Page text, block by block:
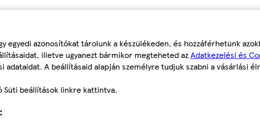
azonosítókat tárolunk a készülékeden, és hozzáférhetünk
illetve ugyanezt bármikor megteheted azAdatkezelési és
A beállításaid alapján személyre tudjuk szabni a vásárlási
Süti beállítások linkre kattintva.